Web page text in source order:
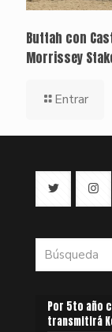
Buttah con
Morrissey
Entrar
Por 5to año
transmitirá